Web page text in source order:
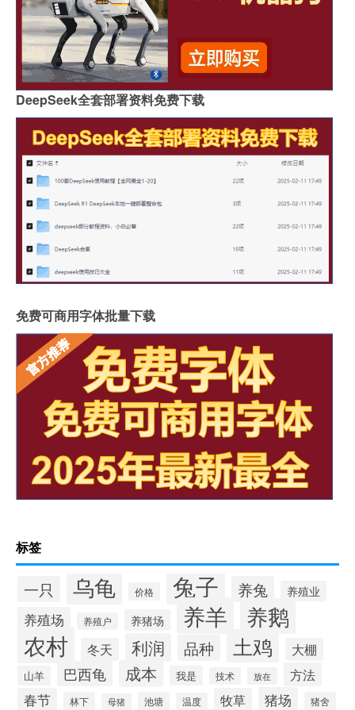
DeepSeek全套部署资料免费下载
免费可商用字体批量下载
标签
一只 乌龟 价格 兔子 养兔 养殖业
养殖场 养殖户 养猪场 养羊 养鹅
农村 冬天 利润 品种 土鸡 大棚
山羊 巴西龟 成本 我是 技术 放在
方法
春节
林下 母猪 池塘 温度 牧草 猪场 猪舍